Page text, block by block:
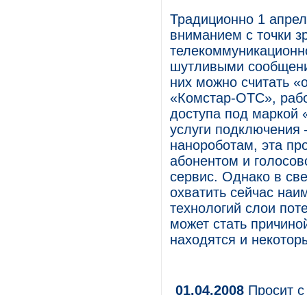
Традиционно 1
вниманием с точки
шутливыми
них можно считать
«Комстар-ОТС»,
доступа под маркой
услуги
нанороботам, эта
абонентом и
сервис. Однако в
охватить сейчас
технологий слои
может стать
находятся и
01.04.2008 Просит